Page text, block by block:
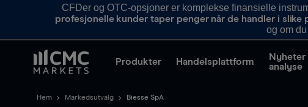
CFDer og OTC-opsjoner er komplekse finansielle
profesjonelle kunder taper penger når de handler i
og om
Produkter Handelsplattform
Nyheter
analyse
Hem Markedsutvalg Biesse SpA